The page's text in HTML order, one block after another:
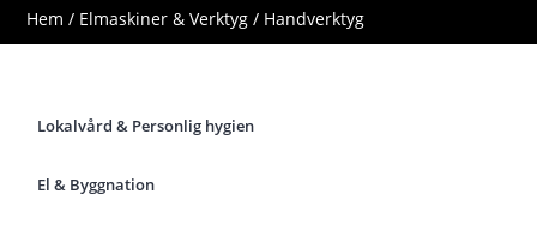
Hem / Elmaskiner & Verktyg / Handverktyg
Lokalvård & Personlig hygien
El & Byggnation